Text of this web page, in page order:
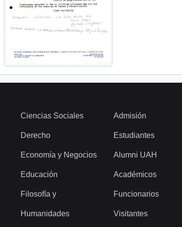
Ciencias Sociales
Derecho
Economía y Negocios
Educación
Filosofía y
Humanidades
Admisión
Estudiantes
Alumni UAH
Académicos
Funcionarios
Visitantes